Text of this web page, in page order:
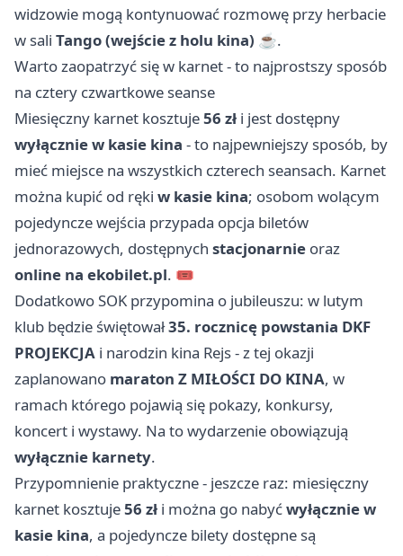
widzowie mogą kontynuować rozmowę przy herbacie
w sali Tango (wejście z holu kina) ☕️.
Warto zaopatrzyć się w karnet - to najprostszy sposób
na cztery czwartkowe seanse
Miesięczny karnet kosztuje56 zł i jest dostępny
wyłącznie w kasie kina - to najpewniejszy sposób, by
mieć miejsce na wszystkich czterech seansach. Karnet
można kupić od ręki w kasie kina; osobom wolącym
pojedyncze wejścia przypada opcja biletów
jednorazowych, dostępnych stacjonarnie oraz
online na ekobilet.pl. 🎟️
Dodatkowo SOK przypomina o jubileuszu: w lutym
klub będzie świętował35. rocznicę powstania DKF
PROJEKCJA i narodzin kina Rejs - z tej okazji
zaplanowano maraton Z MIŁOŚCI DO KINA, w
ramach którego pojawią się pokazy, konkursy,
koncert i wystawy. Na to wydarzenie obowiązują
wyłącznie karnety.
Przypomnienie praktyczne - jeszcze raz: miesięczny
karnet kosztuje56 zł i można go nabyćwyłącznie w
kasie kina, a pojedyncze bilety dostępne są